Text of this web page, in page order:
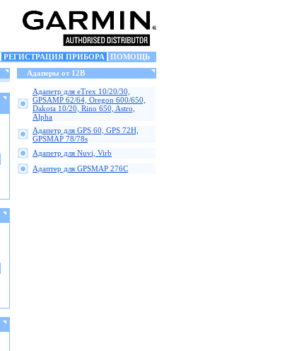
РЕГИСТРАЦИЯ ПРИБОРА
ПОМОЩЬ
Адаперы от 12В
Адапетр для eTrex 10/20/30,
GPSAMP 62/64, Oregon 600/650,
Dakota 10/20, Rino 650, Astro,
Alpha
Адапетр для GPS 60, GPS 72H,
GPSMAP 78/78s
Адапетр для Nuvi, Virb
Адаптер для GPSMAP 276C